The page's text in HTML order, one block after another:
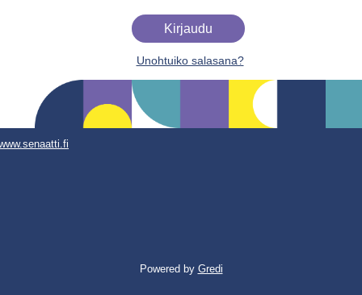
Unohtuiko salasana?
Powered by Gredi